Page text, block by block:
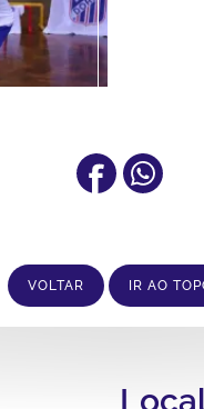
VOLTAR IR AO